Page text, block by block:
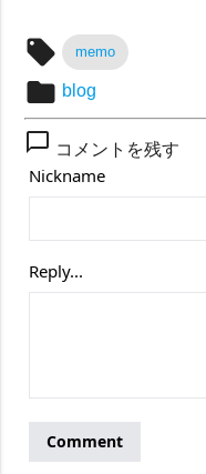
local_offer memo
folder blog
chat_bubble_outline コメントを残す